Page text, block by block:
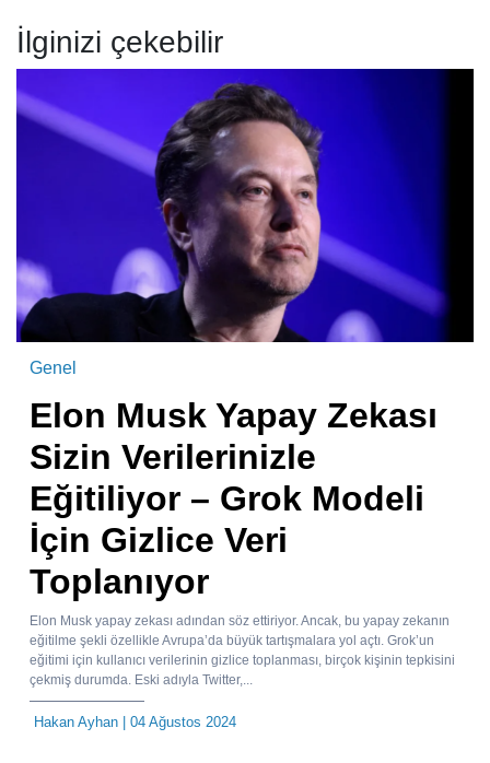
İlginizi çekebilir
Genel
Elon Musk Yapay Zekası
Sizin Verilerinizle
Eğitiliyor – Grok Modeli
İçin Gizlice Veri
Toplanıyor
Elon Musk yapay zekası adından söz ettiriyor. Ancak, bu yapay zekanın
eğitilme şekli özellikle Avrupa’da büyük tartışmalara yol açtı. Grok’un
eğitimi için kullanıcı verilerinin gizlice toplanması, birçok kişinin tepkisini
çekmiş durumda. Eski adıyla Twitter,...
Hakan Ayhan | 04 Ağustos 2024